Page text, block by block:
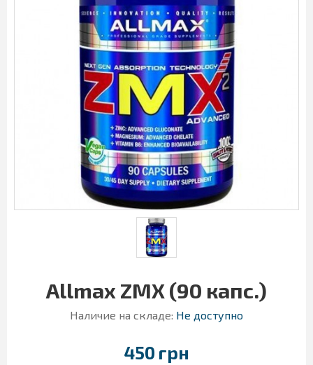
Allmax ZMX (90 капс.)
Наличие на складе: Не доступно
450 грн